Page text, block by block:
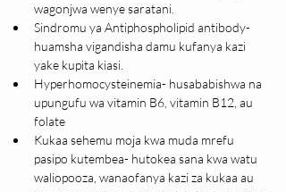
wagonjwa wenye saratani.
Sindromu ya Antiphospholipid antibody-
huamsha vigandisha damu kufanya kazi
yake kupita kiasi.
Hyperhomocysteinemia- husababishwa na
upungufu wa vitamin B6, vitamin B12, au
folate
Kukaa sehemu moja kwa muda mrefu
pasipo kutembea- hutokea sana kwa watu
waliopooza, wanaofanya kazi za kukaa au